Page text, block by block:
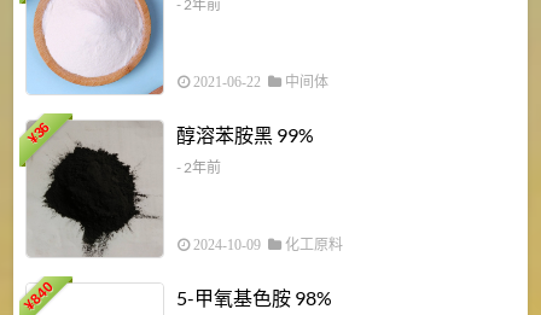
- 2年前
2021-06-22 中间体
¥
36 醇溶苯胺黑 99%
- 2年前
2024-10-09 化工原料
¥
840 5-甲氧基色胺 98%